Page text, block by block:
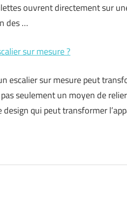
ouvrent directement sur
des …
sur mesure ?
escalier sur mesure peut
pas seulement un moyen de
qui peut transformer